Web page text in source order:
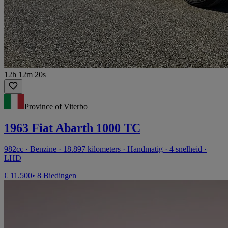
12h 12m 20s
Province of Viterbo
1963 Fiat Abarth 1000 TC
982cc · Benzine · 18.897 kilometers · Handmatig · 4 snelheid ·
LHD
€ 11.500• 8 Biedingen